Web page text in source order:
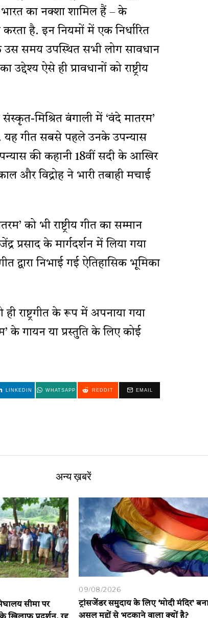
भारत का नक्शा शामिल हैं – के
है. इन नियमों में एक निर्धारित
उस समय उपस्थित सभी लोग सावधान
ऐसे ही प्रावधानों को राष्ट्रीय
मिश्रित बंगाली में ‘वंदे मातरम’
गीत सबसे पहले उनके उपन्यास
की कहानी 18वीं सदी के आखिर
और विद्रोह ने भारी तबाही मचाई
को भी राष्ट्रीय गीत का सम्मान
प्रसाद के मार्गदर्शन में लिया गया
द्वारा निभाई गई ऐतिहासिक भूमिका
राष्ट्रगीत के रूप में अपनाया गया
के गायन या प्रस्तुति के लिए कोई
LINKEDIN WHATSAPP REDDIT EMAIL
अन्य ख़बरें
सीमा पर
09/08/2026
ट्रांसजेंडर समुदाय के लिए ‘मोदी मंदिर’
असल मुद्दों से भटकाने वाला क्यों है?